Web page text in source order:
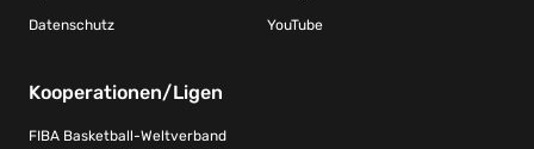
Datenschutz YouTube
Kooperationen/Ligen
FIBA Basketball-Weltverband